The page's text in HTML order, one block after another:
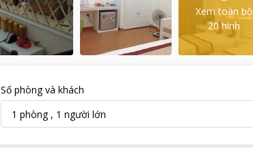
Xem toàn bộ
20 hình
Số phòng và khách
1 phòng, 1 người lớn